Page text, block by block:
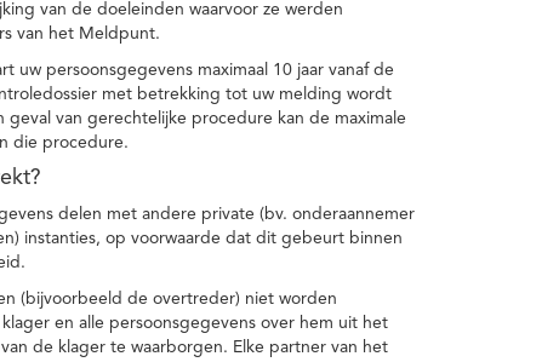
van de doeleinden waarvoor ze werden
van het Meldpunt.
uw persoonsgegevens maximaal 10 jaar vanaf de
met betrekking tot uw melding wordt
van gerechtelijke procedure kan de maximale
die procedure.
delen met andere private (bv. onderaannemer
instanties, op voorwaarde dat dit gebeurt binnen
(bijvoorbeeld de overtreder) niet worden
en alle persoonsgegevens over hem uit het
de klager te waarborgen. Elke partner van het